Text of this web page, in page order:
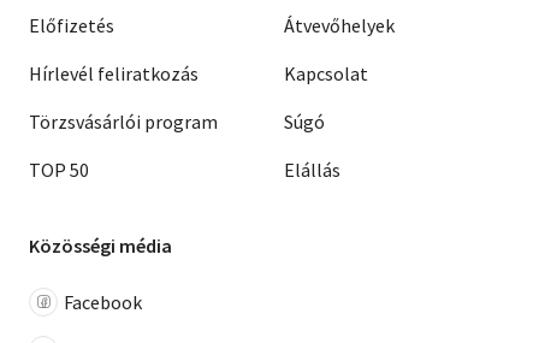
Előfizetés
Hírlevél feliratkozás
Törzsvásárlói program
TOP 50
Átvevőhelyek
Kapcsolat
Súgó
Elállás
Közösségi média
Facebook